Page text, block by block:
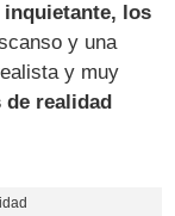
los
y una
y muy
realidad